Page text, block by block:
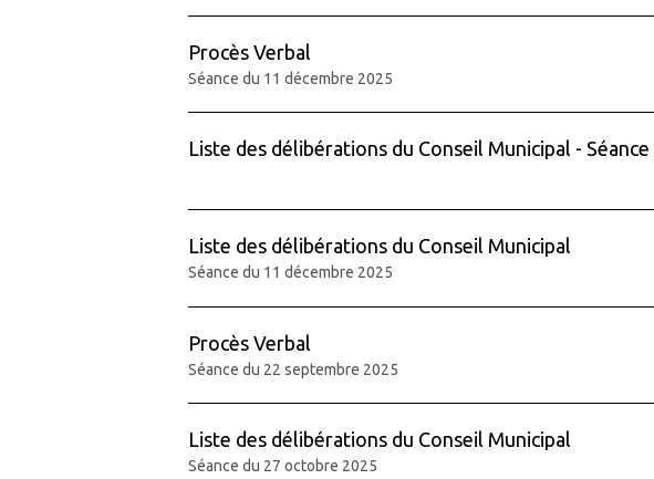
Procès Verbal
Séance du 11 décembre 2025
Liste des délibérations du Conseil Municipal -
Liste des délibérations du Conseil Municipal
Séance du 11 décembre 2025
Procès Verbal
Séance du 22 septembre 2025
Liste des délibérations du Conseil Municipal
Séance du 27 octobre 2025